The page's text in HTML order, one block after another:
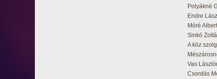
Polyákné
Endre
Móré
Sinkó
A köz
Vas
Csordás